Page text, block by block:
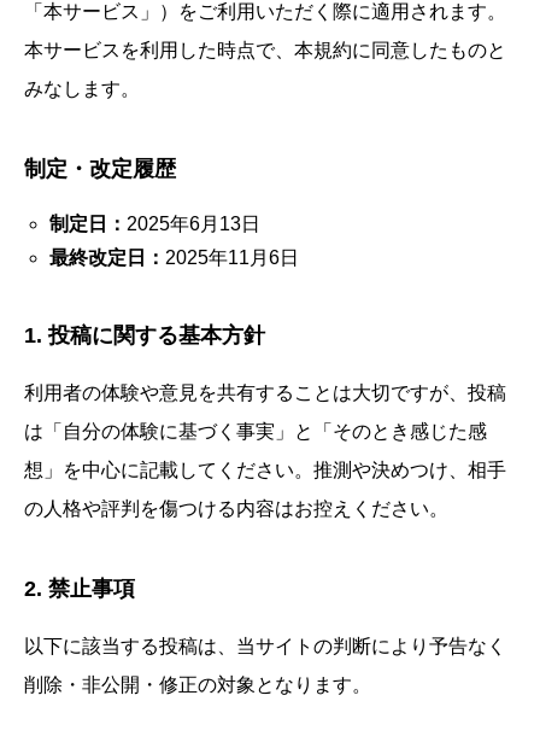
「本サービス」）をご利用いただく際に適用されます。
本サービスを利用した時点で、本規約に同意したものと
みなします。
制定・改定履歴
制定日： 2025年6月13日
最終改定日： 2025年11月6日
1. 投稿に関する基本方針
利用者の体験や意見を共有することは大切ですが、投稿
は「自分の体験に基づく事実」と「そのとき感じた感
想」を中心に記載してください。推測や決めつけ、相手
の人格や評判を傷つける内容はお控えください。
2. 禁止事項
以下に該当する投稿は、当サイトの判断により予告なく
削除・非公開・修正の対象となります。